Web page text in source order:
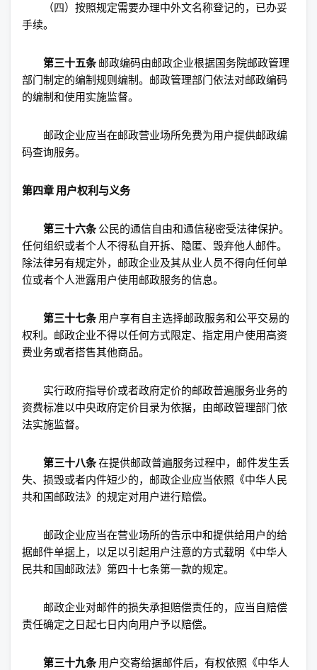
（四）按照规定需要办理中外文名称登记的，已办妥
手续。
第三十五条邮政编码由邮政企业根据国务院邮政管理
部门制定的编制规则编制。邮政管理部门依法对邮政编码
的编制和使用实施监督。
邮政企业应当在邮政营业场所免费为用户提供邮政编
码查询服务。
第四章 用户权利与义务
第三十六条公民的通信自由和通信秘密受法律保护。
任何组织或者个人不得私自开拆、隐匿、毁弃他人邮件。
除法律另有规定外，邮政企业及其从业人员不得向任何单
位或者个人泄露用户使用邮政服务的信息。
第三十七条用户享有自主选择邮政服务和公平交易的
权利。邮政企业不得以任何方式限定、指定用户使用高资
费业务或者搭售其他商品。
实行政府指导价或者政府定价的邮政普遍服务业务的
资费标准以中央政府定价目录为依据，由邮政管理部门依
法实施监督。
第三十八条在提供邮政普遍服务过程中，邮件发生丢
失、损毁或者内件短少的，邮政企业应当依照《中华人民
共和国邮政法》的规定对用户进行赔偿。
邮政企业应当在营业场所的告示中和提供给用户的给
据邮件单据上，以足以引起用户注意的方式载明《中华人
民共和国邮政法》第四十七条第一款的规定。
邮政企业对邮件的损失承担赔偿责任的，应当自赔偿
责任确定之日起七日内向用户予以赔偿。
第三十九条用户交寄给据邮件后，有权依照《中华人